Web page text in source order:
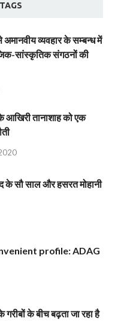
TAGS
अमानवीय व्यवहार के सम्बन्ध में
सांस्कृतिक संगठनों की
आखिरी तानाशाह को एक
के सौ साल और हसरत मोहानी
profile: ADAG
गरीबों के बीच बढ़ता जा रहा है